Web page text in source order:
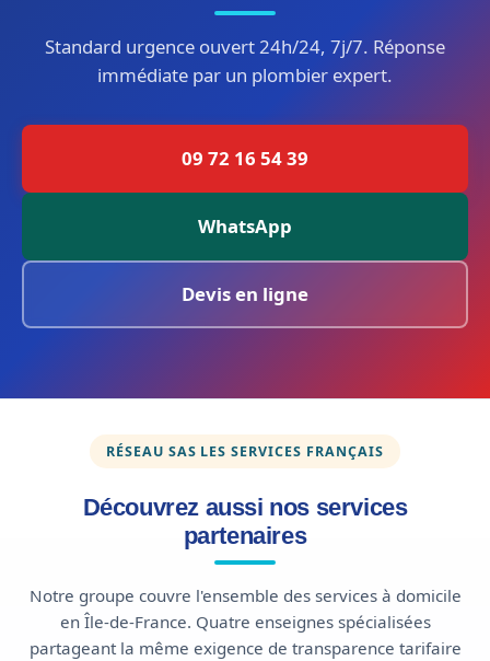
Standard urgence ouvert 24h/24, 7j/7. Réponse
immédiate par un plombier expert.
09 72 16 54 39
WhatsApp
Devis en ligne
RÉSEAU SAS LES SERVICES FRANÇAIS
Découvrez aussi nos services
partenaires
Notre groupe couvre l'ensemble des services à domicile
en Île-de-France. Quatre enseignes spécialisées
partageant la même exigence de transparence tarifaire